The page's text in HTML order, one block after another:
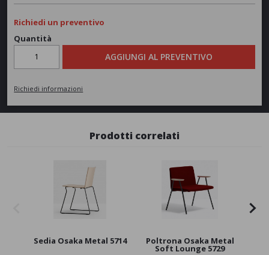
Richiedi un preventivo
Quantità
AGGIUNGI AL PREVENTIVO
Richiedi informazioni
Prodotti correlati
Sedia Osaka Metal 5714 Poltrona Osaka Metal
Soft Lounge 5729